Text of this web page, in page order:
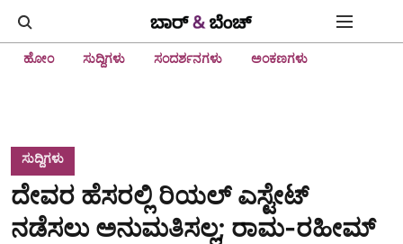
ಹೋಂ ಸುದ್ದಿಗಳು ಸಂದರ್ಶನಗಳು ಅಂಕಣಗಳು
ಸುದ್ದಿಗಳು
ದೇವರ ಹೆಸರಲ್ಲಿ ರಿಯಲ್‌ ಎಸ್ಟೇಟ್‌
ನಡೆಸಲು ಅನುಮತಿಸಲ್ಲ; ರಾಮ-ರಹೀಮ್‌